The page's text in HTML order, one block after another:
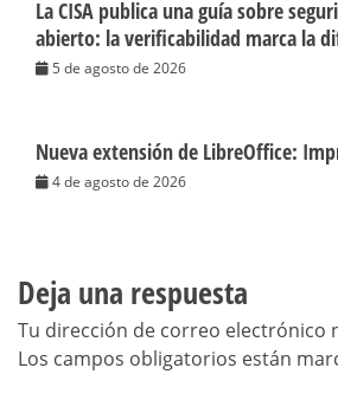
La CISA publica una guía sobre
abierto: la verificabilidad marca la
5 de agosto de 2026
Nueva extensión de LibreOffice:
4 de agosto de 2026
Deja una respuesta
Tu dirección de correo electrónico
Los campos obligatorios están